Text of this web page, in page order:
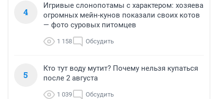
4
Игривые слонопотамы с характером: хозяева
огромных мейн-кунов показали своих котов
— фото суровых питомцев
1 158 Обсудить
5
Кто тут воду мутит? Почему нельзя купаться
после 2 августа
1 039 Обсудить